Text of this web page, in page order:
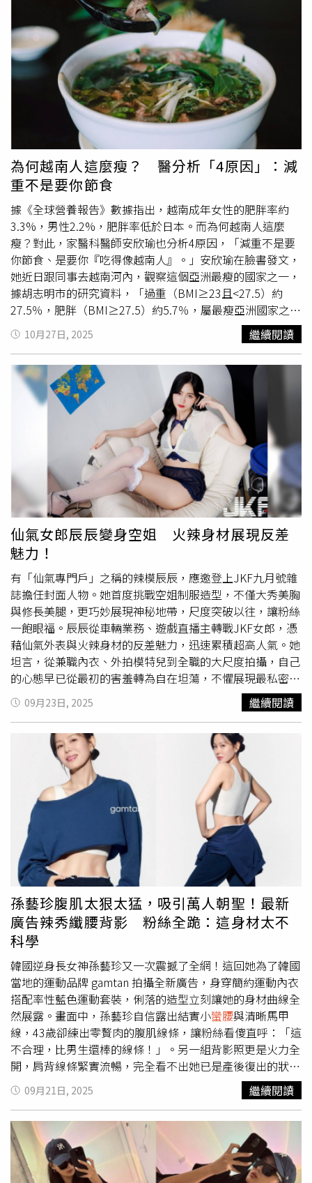
身側，十足小鳥依人。ØZI隨後也順勢摟住Jane的小
兩人緊貼彼此，就這樣一路走到路口等車。期間ØZI不時展
現舌粲蓮花的幽默功力，逗得Jane笑得前仰後合，兩人濃
情蜜意溢於言表。一路上Jane整個人緊貼著ØZI，ØZI則不
時展現舌粲蓮花的幽默功力。（圖／本刊攝影組）車子抵達
後，ØZI很紳士的先讓女友上車，小倆口一同搭車返回台北
市大安區的高級住宅。下車後 Jane先行至門口等待，跟在
後頭的 ØZI拿出感應卡開門，隨即與女友一同進入住宅大
樓。ØZI與女友一前一後返回住處。（圖／本刊攝影組）事
實上，Jane早已融入ØZI的家庭圈。去年5月母親節，ØZI在
社群分享一家人南韓旅遊的照片，首次公開和Jane的合
照，等同正式對外官宣戀情。更有網友發現，他原本在貼文
附文中寫下「family trip」，隨後才修改成「Mothers day
trip」，似乎早已將 Jane 視為「家人」等級的存在。葉璦
菱獨子ØZI音樂才華備受肯定。（圖／本刊資料照）之後，
兩人經常也透過社群隔空放閃，感情進展相當穩定。今年3
月27日ØZI在自己28歲生日的當天，他曬出女友與朋友們替
他慶生的合照，兩人親密貼臉，甜蜜指數再度破表。ØZI今
年3月生日時PO照放閃女友。（圖／翻攝自ØZI IG）
為何越南人這麼瘦？ 醫分析「4原因」：減
重不是要你節食
據《全球營養報告》數據指出，越南成年女性的肥胖率約
3.3%，男性2.2%，肥胖率低於日本。而為何越南人這麼
瘦？對此，家醫科醫師安欣瑜也分析4原因，「減重不是要
你節食、是要你『吃得像越南人』。」安欣瑜在臉書發文，
她近日跟同事去越南河內，觀察這個亞洲最瘦的國家之一，
據胡志明市的研究資料，「過重（BMI≥23且<27.5）約
27.5％，肥胖（BMI≥27.5）約5.7％，屬最瘦亞洲國家之
一。」安欣瑜指出，台灣成人一半以上都是肥胖或過重，越
南人的身材比台灣人精實兩個尺碼。為什麼越南人這麼瘦？
安欣瑜也分析4點原因：1.吃原型食物：河粉、春捲與各式
涼拌菜中充滿蔬菜、香草與豆芽，搭配大量海鮮，料理方式
新鮮簡單、少油少糖、無多餘調味。這樣的飲食自然熱量
低、營養豐富又具有高飽足感。2.吃湯湯水水：喝湯能延長
吃飯時間，吃得慢和少，胃也比較舒服。3.動得多、坐得
少：越南人在路邊擺攤、騎車等，晚餐去散步聊天，活動量
充足，不會「久坐」導致肥胖。4.飲食份量剛好：他們的外
食份量適中、小菜選擇多，甜飲也不誇張，自然比較不容易
吃過量。安欣瑜表示，越南這個「瘦國」近年也開始變胖，
被聯合國點名為東南亞肥胖率上升最快的國家之一，外送盛
行、速食普及、含糖飲爆量，加上久坐與壓力，導致「吃多
動少」的問題和台灣人一樣。在她門診中不少越南朋友笑
說，「醫師，我以前在越南48公斤有小
68公斤，腰變水桶。」她總回，「不是胖在基因，是胖在飲
食型態啊」在越南她們吃滿桌青菜、魚湯與香草，來台後外
食、手搖杯一多，體重自然上升。安欣瑜強調，減重關鍵不
是節食，而是「吃得像越南人」。
10月27日, 2025 繼續閱讀
仙氣女郎辰辰變身空姐 火辣身材展現反差
魅力！
有「仙氣專門戶」之稱的辣模辰辰，應邀登上JKF九月號雜
誌擔任封面人物。她首度挑戰空姐制服造型，不僅大秀美胸
與修長美腿，更巧妙展現神秘地帶，尺度突破以往，讓粉絲
一飽眼福。辰辰從車輛業務、遊戲直播主轉戰JKF女郎，憑
藉仙氣外表與火辣身材的反差魅力，迅速累積超高人氣。她
坦言，從兼職內衣、外拍模特兒到全職的大尺度拍攝，自己
的心態早已從最初的害羞轉為自在坦蕩，不懼展現最私密的
一面。辰辰挑戰空姐制服造型，大秀美胸與修長美腿。（圖
／JKF提供）擁有D罩杯傲人身材的辰辰，私下竟是個美食
愛好者，透露維持魔鬼身材的秘訣是「什麼都吃，但更注重
運動」。除了利用游泳維持25吋小
，她也搭配168斷食
法，並透過泡澡、泡腳等方式促進流汗，維持最佳狀態。對
於外界盛傳她即將引退的傳聞，辰辰回應：「雖然我很喜歡
拍照時的美美的我，但其實有不少時候，我也會希望自己是
個從未出現在社群媒體的大眾女生，也因為接觸了模特兒的
行業後，開始對幕後的工作有了更多的好奇心。」不過她也
向粉絲們喊話，接下來將有短影音、寫真書等計畫，希望繼
續帶來更多好作品，並要粉絲們「把我當女兒一樣寵愛
吧」。
09月23日, 2025 繼續閱讀
孫藝珍腹肌太狠太猛，吸引萬人朝聖！最新
廣告辣秀纖腰背影 粉絲全跪：這身材太不
科學
韓國逆身長女神孫藝珍又一次震撼了全網！這回她為了韓國
當地的運動品牌 gamtan 拍攝全新廣告，身穿簡約運動內衣
搭配率性藍色運動套裝，俐落的造型立刻讓她的身材曲線全
然展露。畫面中，孫藝珍自信露出結實小蠻腰與清晰馬甲
線，43歲卻練出零贅肉的腹肌線條，讓粉絲看傻直呼：「這
不合理，比男生還棒的線條！」。另一組背影照更是火力全
開，肩背線條緊實流暢，完全看不出她已是產後復出的狀
態。（圖／IG）腹肌＋背影雙重殺！這組廣告不僅展現孫藝
珍「腹肌太狠」的一面，連背影也美得驚人。線條優雅卻帶
有力量感，散發滿滿運動女神氣場，粉絲狂刷留言：「姐姐
這個腹肌太炸裂」、「背影根本零死角」、「怎麼可能43歲
還能練這樣」。身材管理全網跪服孫藝珍向來以保養得宜著
稱，但這次廣告一出，大家更驚訝於她的體態維持。無論是
09月21日, 2025 繼續閱讀